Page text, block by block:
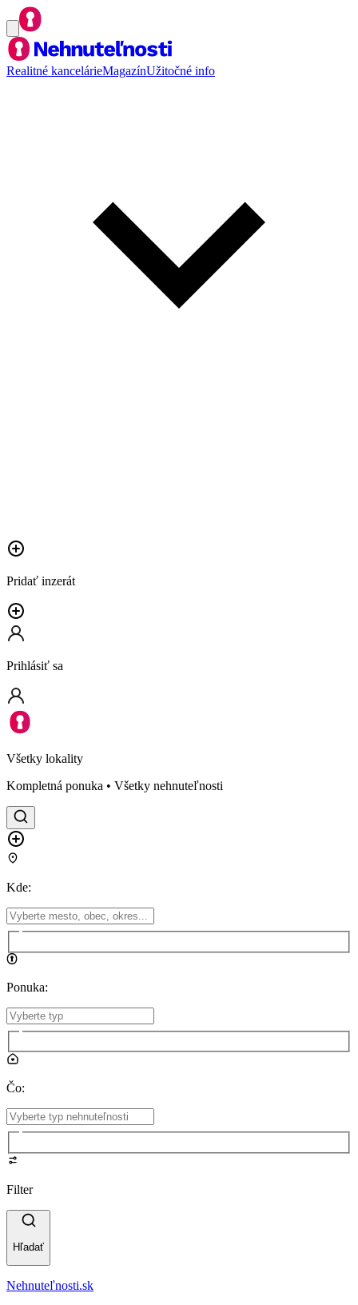
Realitné kancelárieMagazínUžitočné info
Pridať inzerát
Prihlásiť sa
Všetky lokality
Kompletná ponuka • Všetky nehnuteľnosti
Kde:
Ponuka:
Čo:
Filter
Hľadať
Nehnuteľnosti.sk